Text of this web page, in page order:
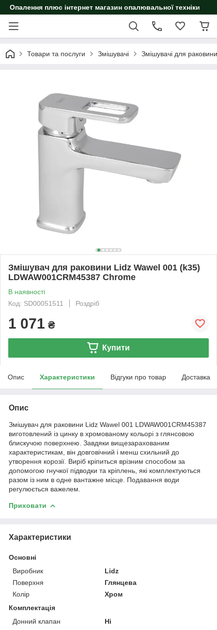
Опалення плюс інтернет магазин опалювальної техніки
Товари та послуги Змішувачі Змішувачі для раковини
Змішувач для раковини Lidz Wawel 001 (k35)
LDWAW001CRM45387 Chrome
В наявності
Код: SD00051511
Роздріб
1 071 ₴
Купити
Опис Характеристики Відгуки про товар Доставка
Опис
Змішувач для раковини Lidz Wawel 001 LDWAW001CRM45387
виготовлений із цинку в хромованому кольорі з глянсовою
блискучою поверхнею. Завдяки вищезарахованим
характеристикам, він довговічний і менш схильний до
утворення корозії. Виріб кріпиться врізним способом за
допомогою гнучкої підводки та кріплень, які комплектуються
разом із ним в одне вантажне місце. Подавання води
регулюється важелем.
Приховати
Характеристики
Основні
Виробник
Lidz
Поверхня
Глянцева
Колір
Хром
Комплектація
Донний клапан
Ні